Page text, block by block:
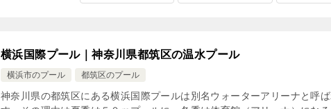
横浜国際プール｜神奈川県都筑区の温水プール
横浜市のプール 都筑区のプール
神奈川県の都筑区にある横浜国際プールは別名ウォーターアリーナと呼ば